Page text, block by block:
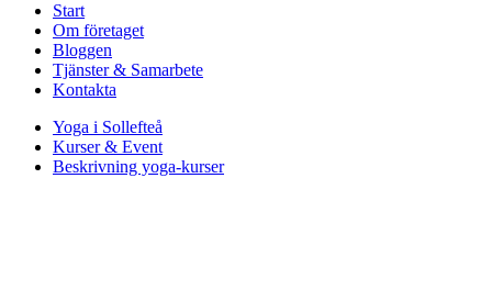
Start
Om företaget
Bloggen
Tjänster & Samarbete
Kontakta
Yoga i Sollefteå
Kurser & Event
Beskrivning yoga-kurser